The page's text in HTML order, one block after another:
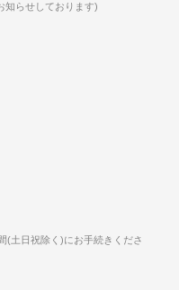
知らせしております)
土日祝除く)にお手続きくださ